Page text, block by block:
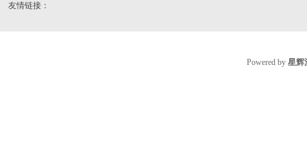
友情链接：
Powered by 星辉